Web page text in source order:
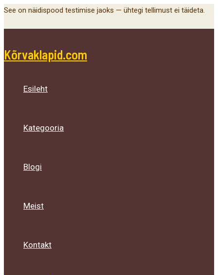
Skip
See on näidispood testimise jaoks — ühtegi tellimust ei täideta.
Kõrvaklapid.com
Esileht
Kategooria
Blogi
Meist
Kontakt
Menu
Toggle
Menu
Toggle
Menu
Toggle
Main
Menu